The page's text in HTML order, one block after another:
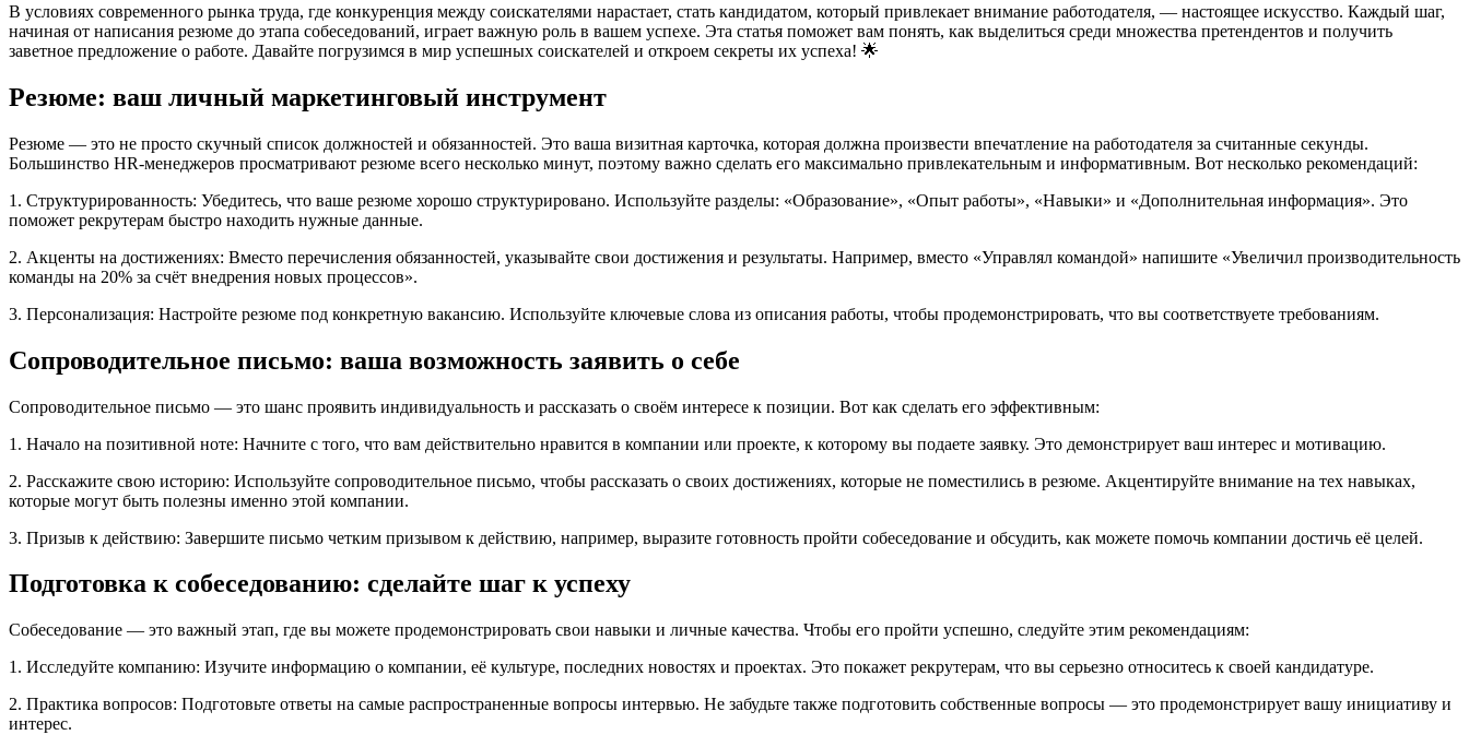
В условиях современного рынка труда, где конкуренция между соискателями нарастает, стать кандидатом, который привлекает внимание работодателя, — настоящее искусство. Каждый шаг,
начиная от написания резюме до этапа собеседований, играет важную роль в вашем успехе. Эта статья поможет вам понять, как выделиться среди множества претендентов и получить
заветное предложение о работе. Давайте погрузимся в мир успешных соискателей и откроем секреты их успеха! 🌟
Резюме: ваш личный маркетинговый инструмент
Резюме — это не просто скучный список должностей и обязанностей. Это ваша визитная карточка, которая должна произвести впечатление на работодателя за считанные секунды.
Большинство HR-менеджеров просматривают резюме всего несколько минут, поэтому важно сделать его максимально привлекательным и информативным. Вот несколько рекомендаций:
1. Структурированность: Убедитесь, что ваше резюме хорошо структурировано. Используйте разделы: «Образование», «Опыт работы», «Навыки» и «Дополнительная информация». Это
поможет рекрутерам быстро находить нужные данные.
2. Акценты на достижениях: Вместо перечисления обязанностей, указывайте свои достижения и результаты. Например, вместо «Управлял командой» напишите «Увеличил производительность
команды на 20% за счёт внедрения новых процессов».
3. Персонализация: Настройте резюме под конкретную вакансию. Используйте ключевые слова из описания работы, чтобы продемонстрировать, что вы соответствуете требованиям.
Сопроводительное письмо: ваша возможность заявить о себе
Сопроводительное письмо — это шанс проявить индивидуальность и рассказать о своём интересе к позиции. Вот как сделать его эффективным:
1. Начало на позитивной ноте: Начните с того, что вам действительно нравится в компании или проекте, к которому вы подаете заявку. Это демонстрирует ваш интерес и мотивацию.
2. Расскажите свою историю: Используйте сопроводительное письмо, чтобы рассказать о своих достижениях, которые не поместились в резюме. Акцентируйте внимание на тех навыках,
которые могут быть полезны именно этой компании.
3. Призыв к действию: Завершите письмо четким призывом к действию, например, выразите готовность пройти собеседование и обсудить, как можете помочь компании достичь её целей.
Подготовка к собеседованию: сделайте шаг к успеху
Собеседование — это важный этап, где вы можете продемонстрировать свои навыки и личные качества. Чтобы его пройти успешно, следуйте этим рекомендациям:
1. Исследуйте компанию: Изучите информацию о компании, её культуре, последних новостях и проектах. Это покажет рекрутерам, что вы серьезно относитесь к своей кандидатуре.
2. Практика вопросов: Подготовьте ответы на самые распространенные вопросы интервью. Не забудьте также подготовить собственные вопросы — это продемонстрирует вашу инициативу и
интерес.